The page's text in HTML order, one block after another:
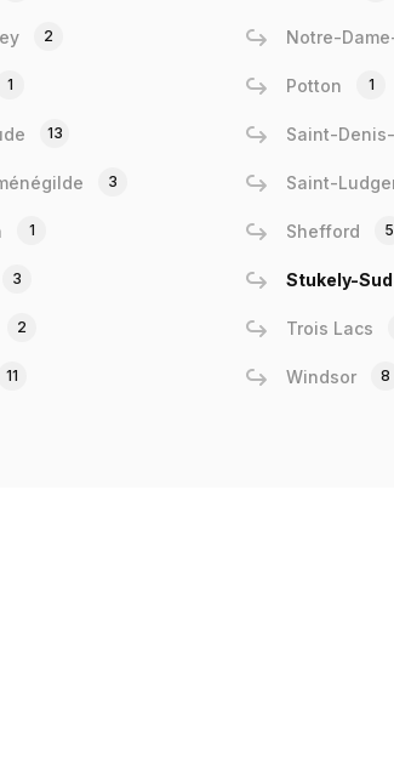
2 Notre-
1 Potton 1
13 Saint-
3 Saint-
1 Shefford 5
3 Stukely-Sud
2 Trois Lacs
11 Windsor 8